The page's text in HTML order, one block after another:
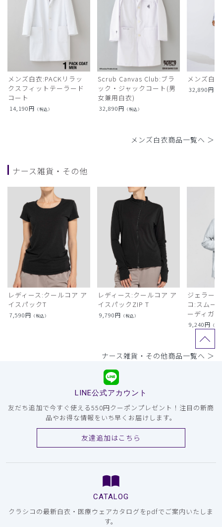
メンズ白衣:PACKリラッ
クスフィットテーラード
コート
14,190円 （税込）
Scrub Canvas Club:ブラ
ック・ジャックコート(男
女兼用白衣)
32,890円 （税込）
メンズ白
32,890円
メンズ白衣商品一覧へ ＞
ナース雑貨・その他
レディース:クールコア ア
イスパックT
7,590円 （税込）
レディース:クールコア ア
イスパックZIP T
9,790円 （税込）
ジェラー
コ:スムー
ーディガン
9,240円 （税
ナース雑貨・その他商品一覧へ ＞
LINE公式アカウント
友だち追加で今すぐ使える550円クーポンプレゼント！注目の新商
品やお得な情報をいち早くお届けします。
友達追加はこちら
CATALOG
クラシコの最新白衣・医療ウェアカタログをpdfでご案内いたしま
す。